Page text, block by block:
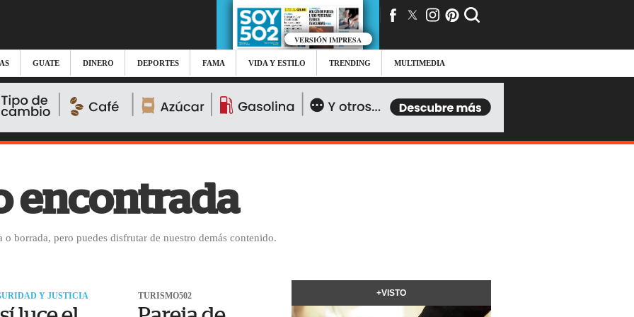
VERSIÓN IMPRESA
GUATE DINERO DEPORTES FAMA VIDA Y ESTILO TRENDING MULTIMEDIA
encontrada
borrada, pero puedes disfrutar de nuestro demás contenido.
Y JUSTICIA TURISMO502 +VISTO